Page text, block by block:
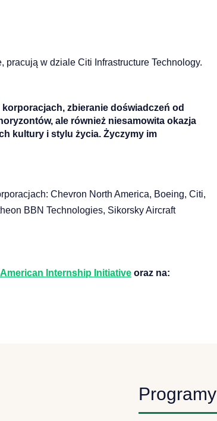
w dziale Citi Infrastructure Technology.
zbieranie doświadczeń od
ale również niesamowita okazja
kultury i stylu życia. Życzymy im
Chevron North America, Boeing, Citi,
BBN Technologies, Sikorsky Aircraft
Internship Initiative oraz na:
Programy